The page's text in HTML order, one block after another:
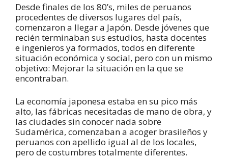
Desde finales de los 80’s, miles de peruanos
procedentes de diversos lugares del país,
comenzaron a llegar a Japón. Desde jóvenes que
recién terminaban sus estudios, hasta docentes
e ingenieros ya formados, todos en diferente
situación económica y social, pero con un mismo
objetivo: Mejorar la situación en la que se
encontraban.
La economía japonesa estaba en su pico más
alto, las fábricas necesitadas de mano de obra, y
las ciudades sin conocer nada sobre
Sudamérica, comenzaban a acoger brasileños y
peruanos con apellido igual al de los locales,
pero de costumbres totalmente diferentes.